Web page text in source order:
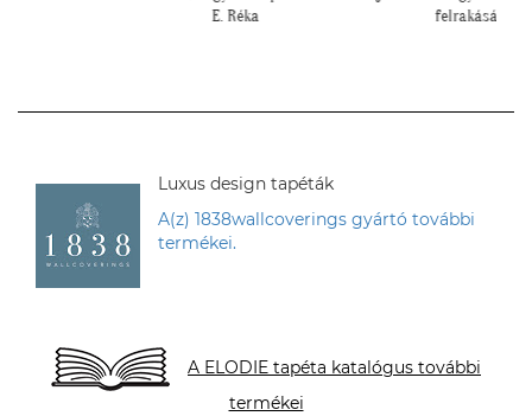
felrakásához, először tapétáztunk, és nagyon szép
Luxus design tapéták
A(z) 1838wallcoverings gyártó további
termékei.
A ELODIE tapéta katalógus további
termékei